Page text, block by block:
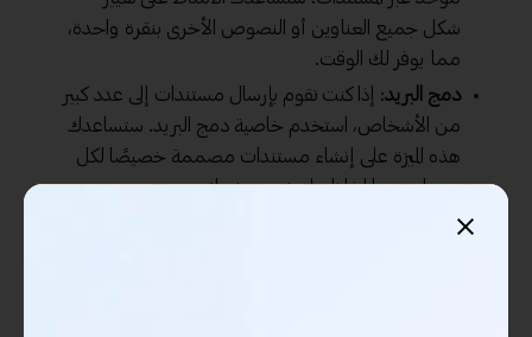
شكل جميع العناوين أو النصوص الأخرى بنقرة واحدة،
مما يوفر لك الوقت.
دمج البريد: إذا كنت تقوم بإرسال مستندات إلى عدد كبير
من الأشخاص، استخدم خاصية دمج البريد. ستساعدك
هذه الميزة على إنشاء مستندات مصممة خصيصًا لكل
مستلم مع الحفاظ على نص مشترك.
التحقق الإملائي والنحوي